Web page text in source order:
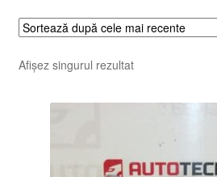
Afișez singurul rezultat